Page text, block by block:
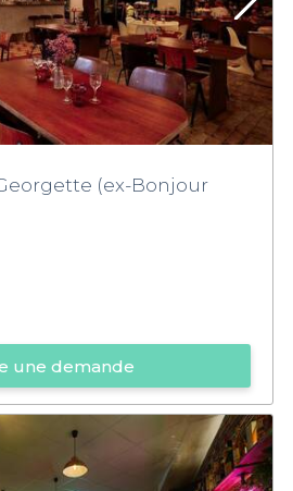
(ex-Bonjour
une demande